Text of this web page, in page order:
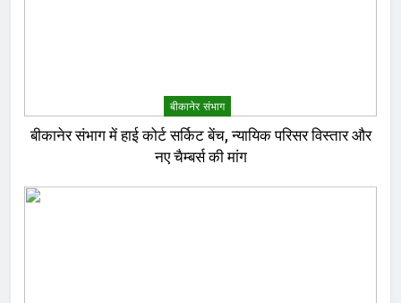
बीकानेर संभाग
बीकानेर संभाग में हाई कोर्ट सर्किट बेंच, न्यायिक परिसर विस्तार और
नए चैम्बर्स की मांग